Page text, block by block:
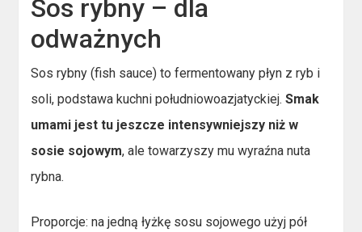
Sos rybny – dla
odważnych
Sos rybny (fish sauce) to fermentowany płyn z ryb i
soli, podstawa kuchni południowoazjatyckiej.Smak
umami jest tu jeszcze intensywniejszy niż w
sosie sojowym, ale towarzyszy mu wyraźna nuta
rybna.
Proporcje: na jedną łyżkę sosu sojowego użyj pół